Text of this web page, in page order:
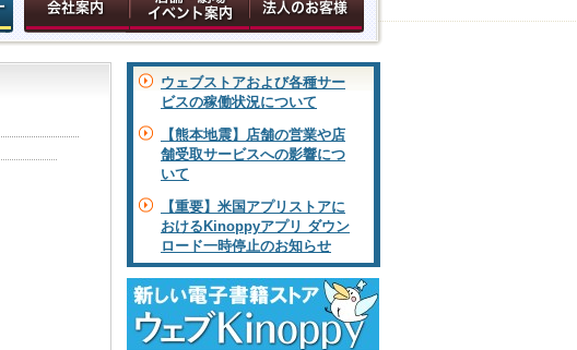
ウェブストアおよび各種サー
ビスの稼働状況について
【熊本地震】店舗の営業や店
舗受取サービスへの影響につ
いて
【重要】米国アプリストアに
おけるKinoppyアプリ ダウン
ロード一時停止のお知らせ